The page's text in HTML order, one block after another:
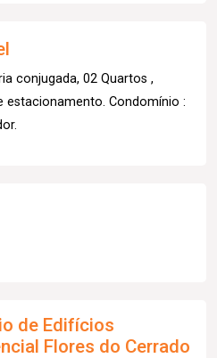
conjugada, 02 Quartos ,
estacionamento. Condomínio :
de Edifícios
Flores do Cerrado